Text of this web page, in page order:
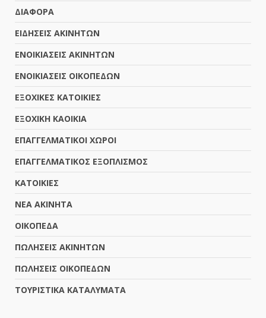
ΔΙΑΦΟΡΑ
ΕΙΔΗΣΕΙΣ ΑΚΙΝΗΤΩΝ
ΕΝΟΙΚΙΑΣΕΙΣ ΑΚΙΝΗΤΩΝ
ΕΝΟΙΚΙΑΣΕΙΣ ΟΙΚΟΠΕΔΩΝ
ΕΞΟΧΙΚΕΣ ΚΑΤΟΙΚΙΕΣ
ΕΞΟΧΙΚΗ ΚΑΟΙΚΙΑ
ΕΠΑΓΓΕΛΜΑΤΙΚΟΙ ΧΩΡΟΙ
ΕΠΑΓΓΕΛΜΑΤΙΚΟΣ ΕΞΟΠΛΙΣΜΟΣ
ΚΑΤΟΙΚΙΕΣ
ΝΕΑ ΑΚΙΝΗΤΑ
ΟΙΚΟΠΕΔΑ
ΠΩΛΗΣΕΙΣ ΑΚΙΝΗΤΩΝ
ΠΩΛΗΣΕΙΣ ΟΙΚΟΠΕΔΩΝ
ΤΟΥΡΙΣΤΙΚΑ ΚΑΤΑΛΥΜΑΤΑ